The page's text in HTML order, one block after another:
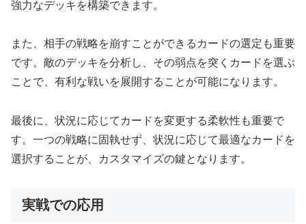
強力なデッキを構築できます。
また、相手の戦略を崩すことができるカードの選定も重要
です。敵のデッキを分析し、その弱点を突くカードを選ぶ
ことで、有利な戦いを展開することが可能になります。
最後に、状況に応じてカードを変更する柔軟性も重要で
す。一つの戦略に固執せず、状況に応じて最適なカードを
選択することが、カスタマイズの鍵となります。
実戦での応用